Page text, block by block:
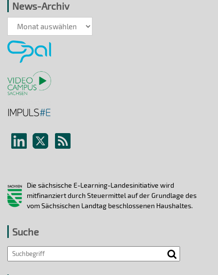
News-Archiv
News-
Archiv
Die sächsische E-Learning-Landesinitiative wird
mitfinanziert durch Steuermittel auf der Grundlage des
vom Sächsischen Landtag beschlossenen Haushaltes.
Suche